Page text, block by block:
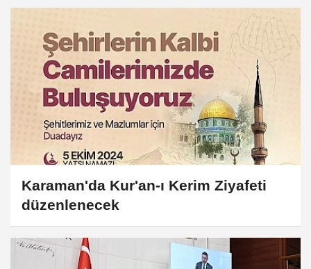
Karaman'da Kur'an-ı Kerim Ziyafeti
düzenlenecek